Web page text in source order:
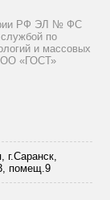
РФ ЭЛ № ФС
по
и массовых
«ГОСТ»
г.Саранск,
помещ.9